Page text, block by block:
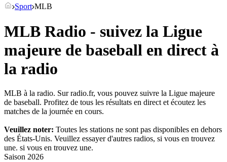
Sport MLB
MLB Radio - suivez la Ligue
majeure de baseball en direct à
la radio
MLB à la radio. Sur radio.fr, vous pouvez suivre la Ligue majeure
de baseball. Profitez de tous les résultats en direct et écoutez les
matches de la journée en cours.
Veuillez noter: Toutes les stations ne sont pas disponibles en dehors
des États-Unis. Veuillez essayer d'autres radios, si vous en trouvez
une. si vous en trouvez une.
Saison 2026